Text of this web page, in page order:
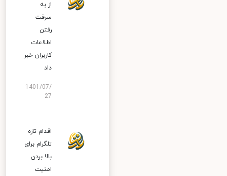
از به
سرقت
رفتن
اطلاعات
کاربران خبر
داد
1401/07/
27
اقدام تازه
تلگرام برای
بالا بردن
امنیت